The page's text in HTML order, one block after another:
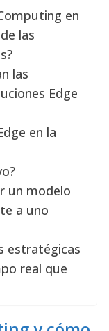
en
las
las
Edge
en la
un modelo
a uno
real que